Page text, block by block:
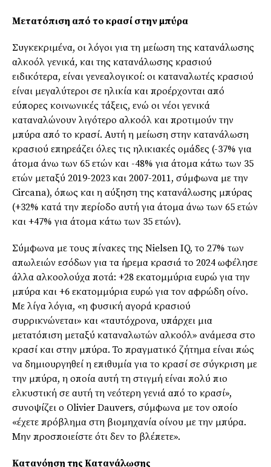
Μετατόπιση από το κρασί στην μπύρα
Συγκεκριμένα, οι λόγοι για τη μείωση της κατανάλωσης
αλκοόλ γενικά, και της κατανάλωσης κρασιού
ειδικότερα, είναι γενεαλογικοί: οι καταναλωτές κρασιού
είναι μεγαλύτεροι σε ηλικία και προέρχονται από
εύπορες κοινωνικές τάξεις, ενώ οι νέοι γενικά
καταναλώνουν λιγότερο αλκοόλ και προτιμούν την
μπύρα από το κρασί. Αυτή η μείωση στην κατανάλωση
κρασιού επηρεάζει όλες τις ηλικιακές ομάδες (-37% για
άτομα άνω των 65 ετών και -48% για άτομα κάτω των 35
ετών μεταξύ 2019-2023 και 2007-2011, σύμφωνα με την
Circana), όπως και η αύξηση της κατανάλωσης μπύρας
(+32% κατά την περίοδο αυτή για άτομα άνω των 65 ετών
και +47% για άτομα κάτω των 35 ετών).
Σύμφωνα με τους πίνακες της Nielsen IQ, το 27% των
απωλειών εσόδων για τα ήρεμα κρασιά το 2024 ωφέλησε
άλλα αλκοολούχα ποτά: +28 εκατομμύρια ευρώ για την
μπύρα και +6 εκατομμύρια ευρώ για τον αφρώδη οίνο.
Με λίγα λόγια, «η φυσική αγορά κρασιού
συρρικνώνεται» και «ταυτόχρονα, υπάρχει μια
μετατόπιση μεταξύ καταναλωτών αλκοόλ» ανάμεσα στο
κρασί και στην μπύρα. Το πραγματικό ζήτημα είναι πώς
να δημιουργηθεί η επιθυμία για το κρασί σε σύγκριση με
την μπύρα, η οποία αυτή τη στιγμή είναι πολύ πιο
ελκυστική σε αυτή τη νεότερη γενιά από το κρασί»,
συνοψίζει ο Olivier Dauvers, σύμφωνα με τον οποίο
«έχετε πρόβλημα στη βιομηχανία οίνου με την μπύρα.
Μην προσποιείστε ότι δεν το βλέπετε».
Κατανόηση της Κατανάλωσης